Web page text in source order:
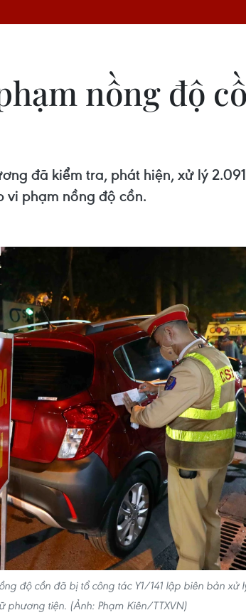
nồng độ
đã kiểm tra, phát hiện, xử lý
vi phạm nồng độ cồn.
độ cồn đã bị tổ công tác Y1/141 lập biên bản xử
phương tiện. (Ảnh: Phạm Kiên/TTXVN)